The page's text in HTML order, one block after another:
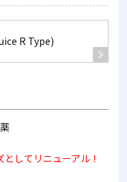
R Type)
してリニューアル！